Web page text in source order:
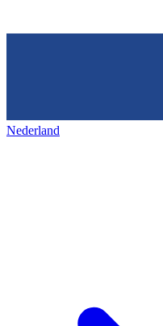
Nederland